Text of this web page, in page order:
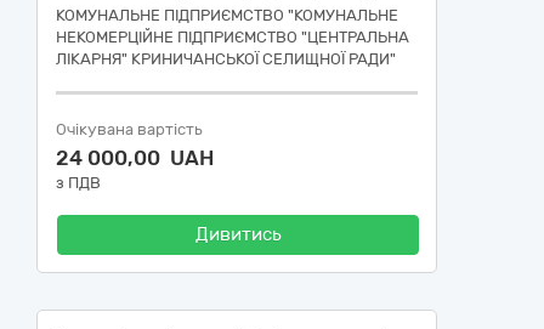
КОМУНАЛЬНЕ ПІДПРИЄМСТВО "КОМУНАЛЬНЕ
НЕКОМЕРЦІЙНЕ ПІДПРИЄМСТВО "ЦЕНТРАЛЬНА
ЛІКАРНЯ" КРИНИЧАНСЬКОЇ СЕЛИЩНОЇ РАДИ"
Очікувана вартість
24 000,00 UAH
з ПДВ
Дивитись